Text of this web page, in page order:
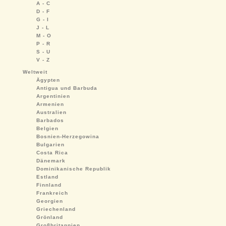
A - C
D - F
G - I
J - L
M - O
P - R
S - U
V - Z
Weltweit
Ägypten
Antigua und Barbuda
Argentinien
Armenien
Australien
Barbados
Belgien
Bosnien-Herzegowina
Bulgarien
Costa Rica
Dänemark
Dominikanische Republik
Estland
Finnland
Frankreich
Georgien
Griechenland
Grönland